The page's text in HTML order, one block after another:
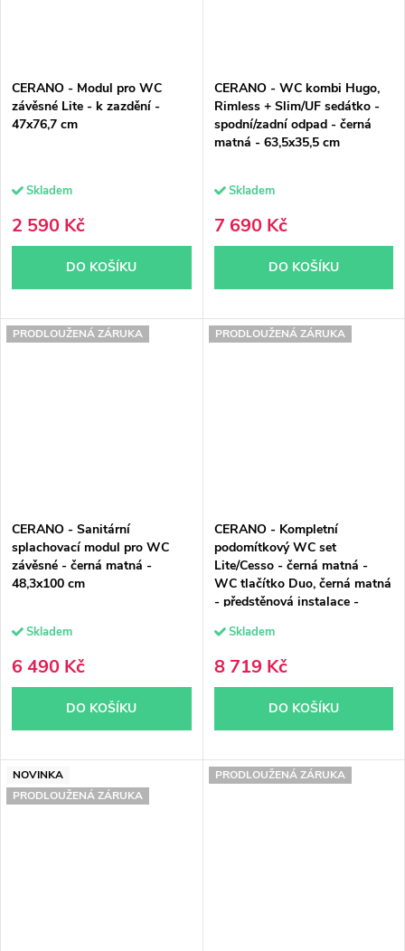
CERANO - Modul pro WC
závěsné Lite - k zazdění -
47x76,7 cm
Skladem
2 590 Kč
DO KOŠÍKU
CERANO - WC kombi Hugo,
Rimless + Slim/UF sedátko -
spodní/zadní odpad - černá
matná - 63,5x35,5 cm
Skladem
7 690 Kč
DO KOŠÍKU
PRODLOUŽENÁ ZÁRUKA
CERANO - Sanitární
splachovací modul pro WC
závěsné - černá matná -
48,3x100 cm
Skladem
6 490 Kč
DO KOŠÍKU
PRODLOUŽENÁ ZÁRUKA
CERANO - Kompletní
podomítkový WC set
Lite/Cesso - černá matná -
WC tlačítko Duo, černá matná
- předstěnová instalace -
Skladem
8 719 Kč
DO KOŠÍKU
NOVINKA
PRODLOUŽENÁ ZÁRUKA
PRODLOUŽENÁ ZÁRUKA